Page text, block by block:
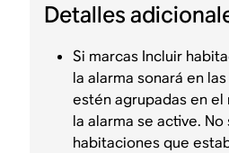
Detalles
Si marcas Incluir
la alarma sonará en
estén agrupadas en
la alarma se active. No
habitaciones que